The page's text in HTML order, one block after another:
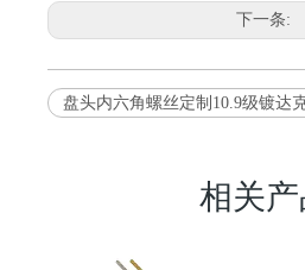
下一条:
盘头内六角螺丝定制10.9级镀达
相关产